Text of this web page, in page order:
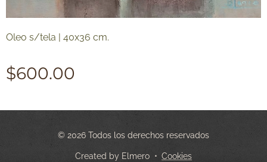
Oleo s/tela | 40x36 cm.
$600.00
© 2026 Todos los derechos reservados
Created by Elmero Cookies